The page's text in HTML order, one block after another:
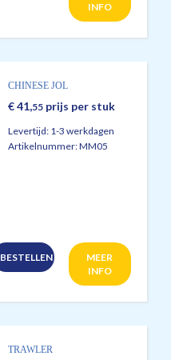
INFO
CHINESE JOL
€41,55 prijs per stuk
Levertijd: 1-3 werkdagen
Artikelnummer:MM05
BESTELLEN
MEER
INFO
TRAWLER